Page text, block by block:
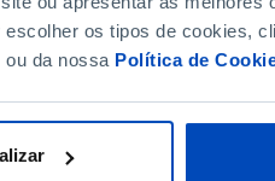
os tipos de cookies,
da nossa Política de